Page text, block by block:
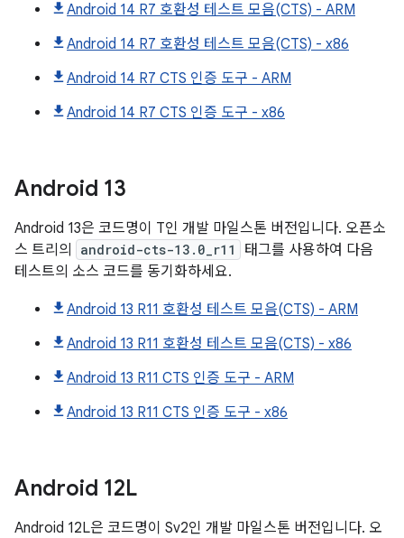
Android 14 R7 호환성 테스트 모음(CTS) - ARM
Android 14 R7 호환성 테스트 모음(CTS) - x86
Android 14 R7 CTS 인증 도구 - ARM
Android 14 R7 CTS 인증 도구 - x86
Android 13
Android 13은 코드명이 T인 개발 마일스톤 버전입니다. 오픈소
스 트리의
android-cts-13.0_r11
태그를 사용하여 다음
테스트의 소스 코드를 동기화하세요.
Android 13 R11 호환성 테스트 모음(CTS) - ARM
Android 13 R11 호환성 테스트 모음(CTS) - x86
Android 13 R11 CTS 인증 도구 - ARM
Android 13 R11 CTS 인증 도구 - x86
Android 12L
Android 12L은 코드명이 Sv2인 개발 마일스톤 버전입니다. 오